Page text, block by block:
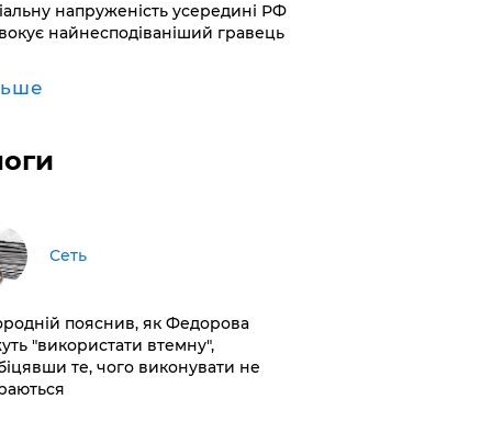
напруженість усередині РФ
найнесподіваніший гравець
Сеть
пояснив, як Федорова
"використати втемну",
те, чого виконувати не